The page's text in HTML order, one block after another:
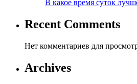
В какое время суток
Recent Comments
Нет комментариев для
Archives